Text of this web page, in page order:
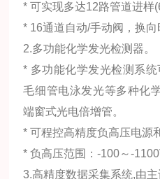
* 可实现多达12路管道进样
* 16通道自动/手动阀，换
2.多功能化学发光检测器。
* 多功能化学发光检测系
毛细管电泳发光等多种化
端窗式光电倍增管。
* 可程控高精度负高压电源
* 负高压范围：-100～-
3.高精度数据采集系统,由主